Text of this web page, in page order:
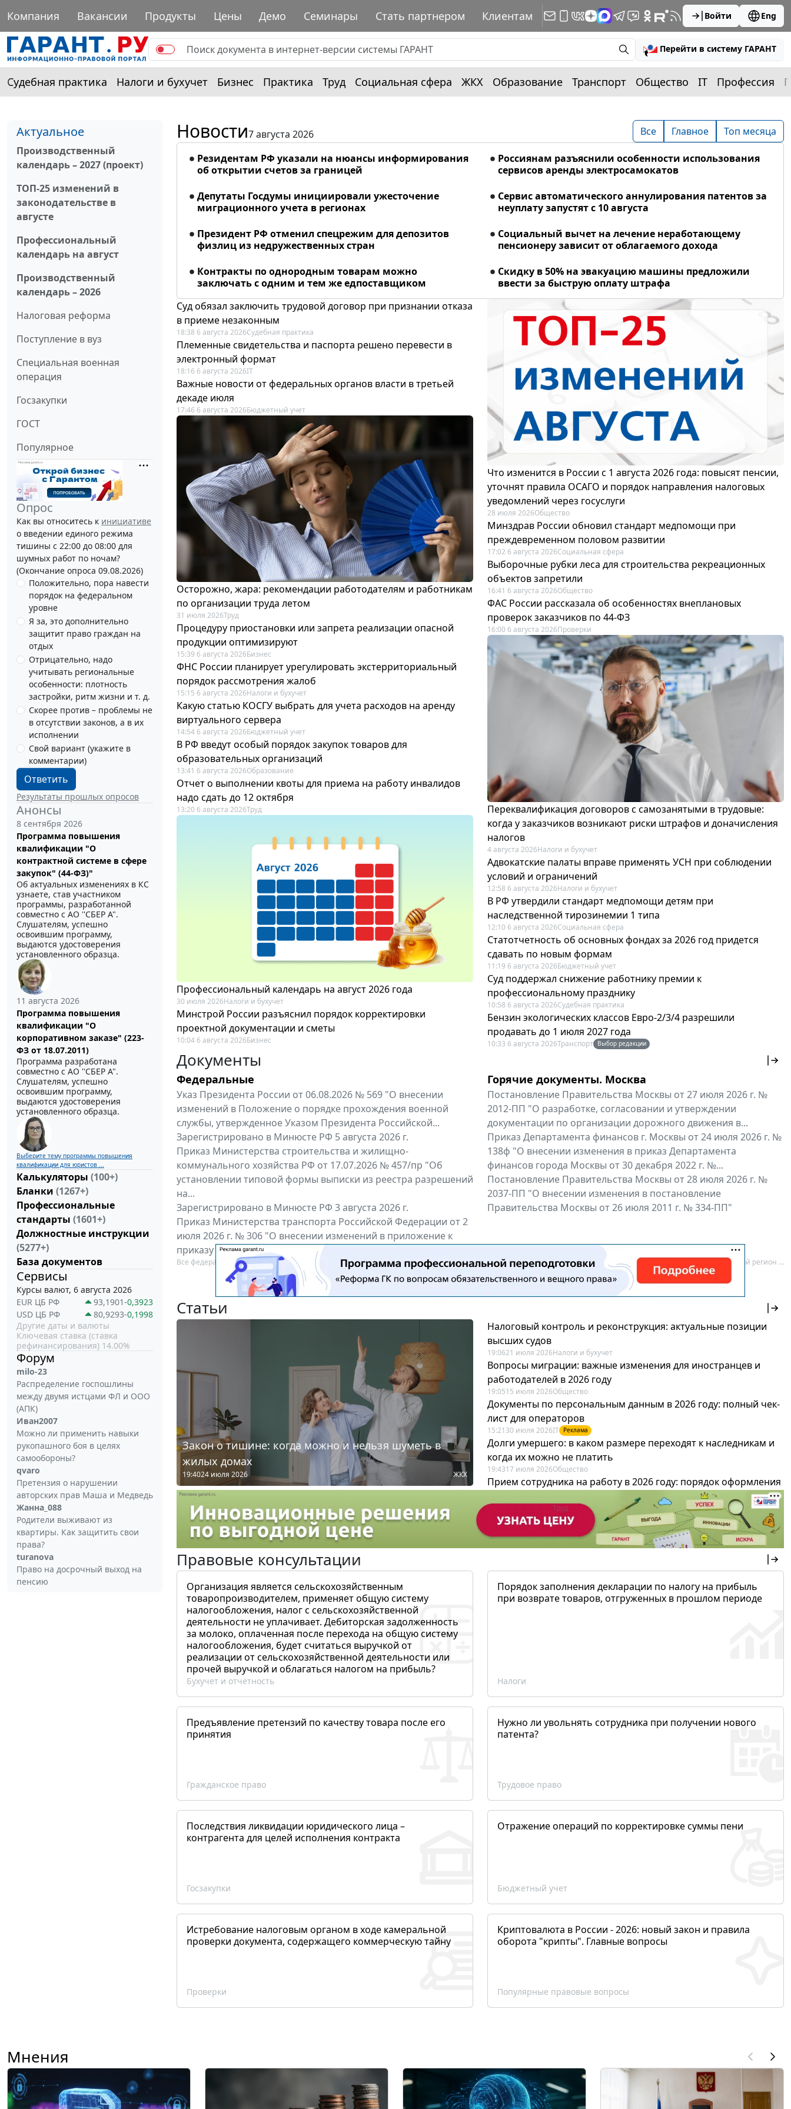
Компания Вакансии Продукты Цены Демо Семинары Стать партнером Клиентам Войти Eng
Перейти в систему ГАРАНТ
Судебная практика Налоги и бухучет Бизнес Практика Труд Социальная сфера ЖКХ Образование Транспорт Общество IT Профессия
Актуальное
Производственный
календарь – 2027 (проект)
ТОП-25 изменений в
законодательстве в
августе
Профессиональный
календарь на август
Производственный
календарь – 2026
Налоговая реформа
Поступление в вуз
Специальная военная
операция
Госзакупки
ГОСТ
Популярное
Опрос
Как вы относитесь к инициативе
о введении единого режима
тишины с 22:00 до 08:00 для
шумных работ по ночам?
(Окончание опроса 09.08.2026)
Положительно, пора навести
порядок на федеральном
уровне
Я за, это дополнительно
защитит право граждан на
отдых
Отрицательно, надо
учитывать региональные
особенности: плотность
застройки, ритм жизни и т. д.
Скорее против – проблемы не
в отсутствии законов, а в их
исполнении
Свой вариант (укажите в
комментарии)
Ответить
Результаты прошлых опросов
Анонсы
8 сентября 2026
Программа повышения
квалификации "О
контрактной системе в сфере
закупок" (44-ФЗ)"
Об актуальных изменениях в КС
узнаете, став участником
программы, разработанной
совместно с АО ''СБЕР А".
Слушателям, успешно
освоившим программу,
выдаются удостоверения
установленного образца.
11 августа 2026
Программа повышения
квалификации "О
корпоративном заказе" (223-
ФЗ от 18.07.2011)
Программа разработана
совместно с АО ''СБЕР А".
Слушателям, успешно
освоившим программу,
выдаются удостоверения
установленного образца.
Выберите тему программы повышения
квалификации для юристов ...
Калькуляторы (100+)
Бланки (1267+)
Профессиональные
стандарты (1601+)
Должностные инструкции
(5277+)
База документов
Сервисы
Курсы валют, 6 августа 2026
EUR ЦБ РФ
93,1901-0,3923
USD ЦБ РФ
80,9293-0,1998
Другие даты и валюты
Ключевая ставка (ставка
рефинансирования) 14.00%
Форум
milo-23
Распределение госпошлины
между двумя истцами ФЛ и ООО
(АПК)
Иван2007
Можно ли применить навыки
рукопашного боя в целях
самообороны?
qvaro
Претензия о нарушении
авторских прав Маша и Медведь
Жанна_088
Родители выживают из
квартиры. Как защитить свои
права?
turanova
Право на досрочный выход на
пенсию
Новости7 августа 2026 Все Главное Топ месяца
Резидентам РФ указали на нюансы информирования
об открытии счетов за границей
Россиянам разъяснили особенности использования
сервисов аренды электросамокатов
Депутаты Госдумы инициировали ужесточение
миграционного учета в регионах
Сервис автоматического аннулирования патентов за
неуплату запустят с 10 августа
Президент РФ отменил спецрежим для депозитов
физлиц из недружественных стран
Социальный вычет на лечение неработающему
пенсионеру зависит от облагаемого дохода
Контракты по однородным товарам можно
заключать с одним и тем же едпоставщиком
Скидку в 50% на эвакуацию машины предложили
ввести за быструю оплату штрафа
Суд обязал заключить трудовой договор при признании отказа
в приеме незаконным
18:38 6 августа 2026Судебная практика
Племенные свидетельства и паспорта решено перевести в
электронный формат
18:16 6 августа 2026IT
Важные новости от федеральных органов власти в третьей
декаде июля
17:46 6 августа 2026Бюджетный учет
Осторожно, жара: рекомендации работодателям и работникам
по организации труда летом
31 июля 2026Труд
Процедуру приостановки или запрета реализации опасной
продукции оптимизируют
15:39 6 августа 2026Бизнес
ФНС России планирует урегулировать экстерриториальный
порядок рассмотрения жалоб
15:15 6 августа 2026Налоги и бухучет
Какую статью КОСГУ выбрать для учета расходов на аренду
виртуального сервера
14:54 6 августа 2026Бюджетный учет
В РФ введут особый порядок закупок товаров для
образовательных организаций
13:41 6 августа 2026Образование
Отчет о выполнении квоты для приема на работу инвалидов
надо сдать до 12 октября
13:20 6 августа 2026Труд
Профессиональный календарь на август 2026 года
30 июля 2026Налоги и бухучет
Минстрой России разъяснил порядок корректировки
проектной документации и сметы
10:04 6 августа 2026Бизнес
Что изменится в России с 1 августа 2026 года: повысят пенсии,
уточнят правила ОСАГО и порядок направления налоговых
уведомлений через госуслуги
28 июля 2026Общество
Минздрав России обновил стандарт медпомощи при
преждевременном половом развитии
17:02 6 августа 2026Социальная сфера
Выборочные рубки леса для строительства рекреационных
объектов запретили
16:41 6 августа 2026Общество
ФАС России рассказала об особенностях внеплановых
проверок заказчиков по 44-ФЗ
16:00 6 августа 2026Проверки
Переквалификация договоров с самозанятыми в трудовые:
когда у заказчиков возникают риски штрафов и доначисления
налогов
4 августа 2026Налоги и бухучет
Адвокатские палаты вправе применять УСН при соблюдении
условий и ограничений
12:58 6 августа 2026Налоги и бухучет
В РФ утвердили стандарт медпомощи детям при
наследственной тирозинемии 1 типа
12:10 6 августа 2026Социальная сфера
Статотчетность об основных фондах за 2026 год придется
сдавать по новым формам
11:19 6 августа 2026Бюджетный учет
Суд поддержал снижение работнику премии к
профессиональному празднику
10:58 6 августа 2026Судебная практика
Бензин экологических классов Евро-2/3/4 разрешили
продавать до 1 июля 2027 года
10:33 6 августа 2026Транспорт Выбор редакции
Документы
Федеральные
Указ Президента России от 06.08.2026 № 569 "О внесении
изменений в Положение о порядке прохождения военной
службы, утвержденное Указом Президента Российской...
Зарегистрировано в Минюсте РФ 5 августа 2026 г.
Приказ Министерства строительства и жилищно-
коммунального хозяйства РФ от 17.07.2026 № 457/пр "Об
установлении типовой формы выписки из реестра разрешений
на...
Зарегистрировано в Минюсте РФ 3 августа 2026 г.
Приказ Министерства транспорта Российской Федерации от 2
июля 2026 г. № 306 "О внесении изменений в приложение к
приказу Министерства транспорта Российской...
Все федеральные документы
Горячие документы. Москва
Постановление Правительства Москвы от 27 июля 2026 г. №
2012-ПП "О разработке, согласовании и утверждении
документации по организации дорожного движения в...
Приказ Департамента финансов г. Москвы от 24 июля 2026 г. №
138ф "О внесении изменения в приказ Департамента
финансов города Москвы от 30 декабря 2022 г. №...
Постановление Правительства Москвы от 28 июля 2026 г. №
2037-ПП "О внесении изменения в постановление
Правительства Москвы от 26 июля 2011 г. № 334-ПП"
Все региональные документы Мой регион ...
Статьи
Закон о тишине: когда можно и нельзя шуметь в
жилых домах
19:4024 июля 2026 ЖКХ
Налоговый контроль и реконструкция: актуальные позиции
высших судов
19:0621 июля 2026Налоги и бухучет
Вопросы миграции: важные изменения для иностранцев и
работодателей в 2026 году
19:0515 июля 2026Общество
Документы по персональным данным в 2026 году: полный чек-
лист для операторов
15:21 30 июля 2026IT Реклама
Долги умершего: в каком размере переходят к наследникам и
когда их можно не платить
19:4317 июля 2026Общество
Прием сотрудника на работу в 2026 году: порядок оформления
12:28 Труд Реклама
Правовые консультации
Организация является сельскохозяйственным
товаропроизводителем, применяет общую систему
налогообложения, налог с сельскохозяйственной
деятельности не уплачивает. Дебиторская задолженность
за молоко, оплаченная после перехода на общую систему
налогообложения, будет считаться выручкой от
реализации от сельскохозяйственной деятельности или
прочей выручкой и облагаться налогом на прибыль?
Бухучет и отчетность
Порядок заполнения декларации по налогу на прибыль
при возврате товаров, отгруженных в прошлом периоде
Налоги
Предъявление претензий по качеству товара после его
принятия
Гражданское право
Нужно ли увольнять сотрудника при получении нового
патента?
Трудовое право
Последствия ликвидации юридического лица –
контрагента для целей исполнения контракта
Госзакупки
Отражение операций по корректировке суммы пени
Бюджетный учет
Истребование налоговым органом в ходе камеральной
проверки документа, содержащего коммерческую тайну
Проверки
Криптовалюта в России - 2026: новый закон и правила
оборота "крипты". Главные вопросы
Популярные правовые вопросы
Мнения